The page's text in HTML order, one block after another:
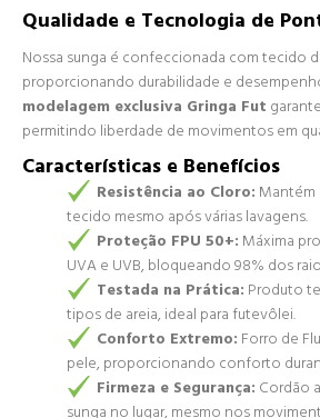
Qualidade e Tecnologia de
Nossa sunga é confeccionada com tecido
proporcionando durabilidade e
modelagem exclusiva Gringa Fut
permitindo liberdade de movimentos em
Características e Benefícios
Resistência ao Cloro:
tecido mesmo após várias lavagens.
Proteção FPU 50+: Máxima
UVA e UVB, bloqueando 98% dos
Testada na Prática: Produto
tipos de areia, ideal para futevôlei.
Conforto Extremo: Forro de
pele, proporcionando conforto
Firmeza e Segurança: Cordão